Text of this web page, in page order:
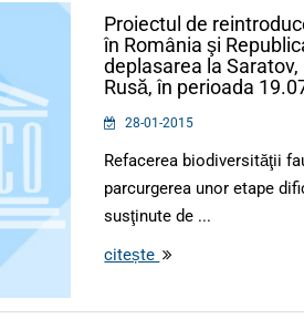
Proiectul de
în România şi
deplasarea la Saratov,
Rusă, în perioada
28-01-2015
Refacerea biodiversităţii
parcurgerea unor etape
susţinute de ...
citește